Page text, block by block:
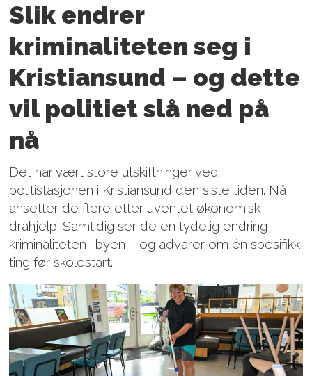
Slik endrer
kriminaliteten seg i
Kristiansund – og dette
vil politiet slå ned på
nå
Det har vært store utskiftninger ved
politistasjonen i Kristiansund den siste tiden. Nå
ansetter de flere etter uventet økonomisk
drahjelp. Samtidig ser de en tydelig endring i
kriminaliteten i byen – og advarer om én spesifikk
ting før skolestart.